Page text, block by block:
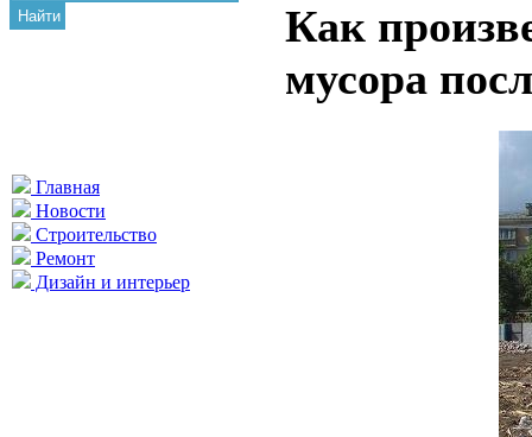
Найти
Главная
Новости
Строительство
Ремонт
Дизайн и интерьер
Как
мусора